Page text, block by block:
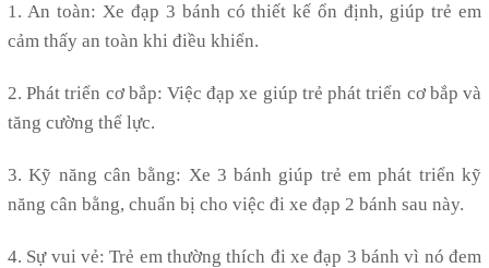
1. An toàn: Xe đạp 3 bánh có thiết kế ổn định, giúp trẻ em
cảm thấy an toàn khi điều khiển.
2. Phát triển cơ bắp: Việc đạp xe giúp trẻ phát triển cơ bắp và
tăng cường thể lực.
3. Kỹ năng cân bằng: Xe 3 bánh giúp trẻ em phát triển kỹ
năng cân bằng, chuẩn bị cho việc đi xe đạp 2 bánh sau này.
4. Sự vui vẻ: Trẻ em thường thích đi xe đạp 3 bánh vì nó đem